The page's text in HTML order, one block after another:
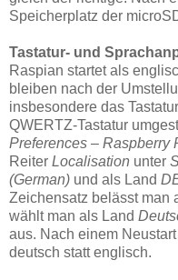
Speicherplatz der
Tastatur- und
Raspian startet als
bleiben nach der
insbesondere das
QWERTZ-Tastatur
Preferences – Raspberry
Reiter Localisation unter
(German) und als Land
Zeichensatz belässt man
wählt man als Land
aus. Nach einem
deutsch statt englisch.